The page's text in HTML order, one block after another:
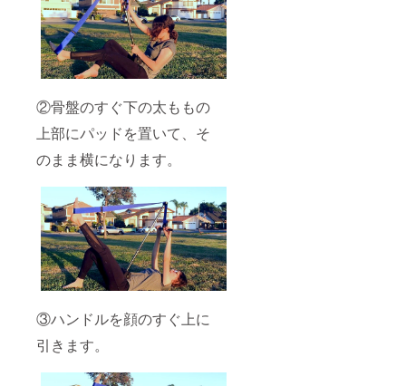
②骨盤のすぐ下の太ももの
上部にパッドを置いて、そ
のまま横になります。
③ハンドルを顔のすぐ上に
引きます。